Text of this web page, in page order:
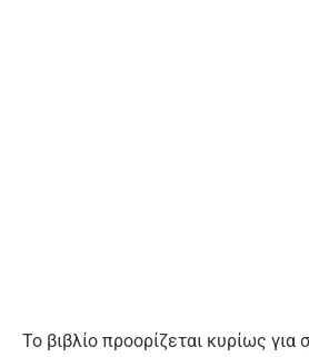
Το βιβλίο προορίζεται κυρίως για